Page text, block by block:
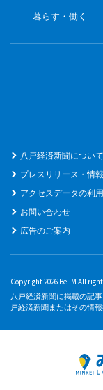
暮らす・働く
八戸経済新聞について
プレスリリース・情
アクセスデータの利
お問い合わせ
広告のご案内
Copyright 2026 BeFM All
八戸経済新聞に掲載の記
戸経済新聞またはその情